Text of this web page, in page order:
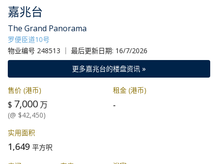
嘉兆台
The Grand Panorama
罗便臣道10号
物业编号 248513 ｜ 最后更新日期: 16/7/2026
更多嘉兆台的楼盘资讯 »
售价 (港币)
$ 7,000 万
(@ $42,450)
租金 (港币)
-
实用面积
1,649 平方呎